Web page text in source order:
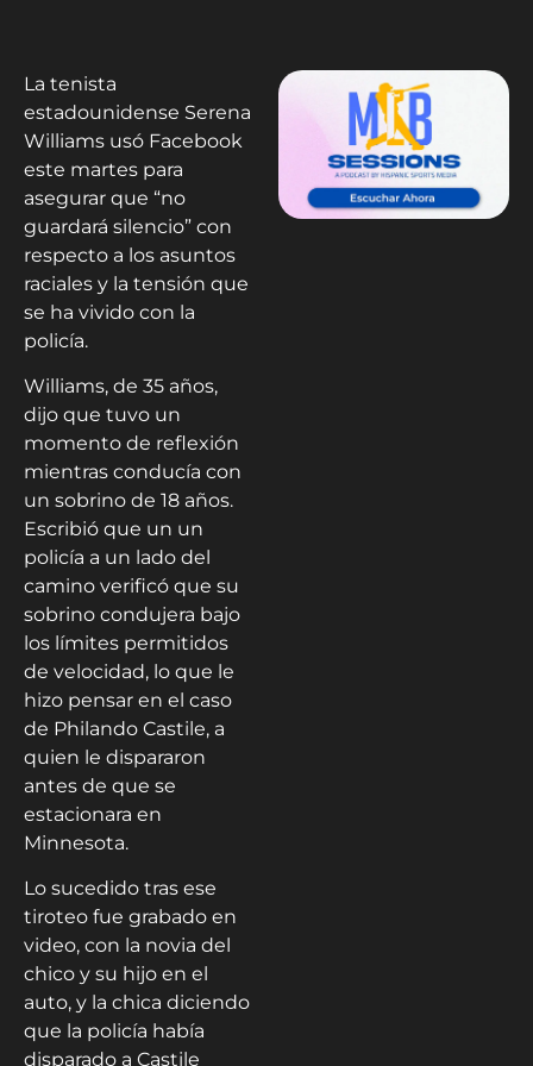
La tenista
estadounidense Serena
Williams usó Facebook
este martes para
asegurar que “no
guardará silencio” con
respecto a los asuntos
raciales y la tensión que
se ha vivido con la
policía.
Williams, de 35 años,
dijo que tuvo un
momento de reflexión
mientras conducía con
un sobrino de 18 años.
Escribió que un un
policía a un lado del
camino verificó que su
sobrino condujera bajo
los límites permitidos
de velocidad, lo que le
hizo pensar en el caso
de Philando Castile, a
quien le dispararon
antes de que se
estacionara en
Minnesota.
Lo sucedido tras ese
tiroteo fue grabado en
video, con la novia del
chico y su hijo en el
auto, y la chica diciendo
que la policía había
disparado a Castile